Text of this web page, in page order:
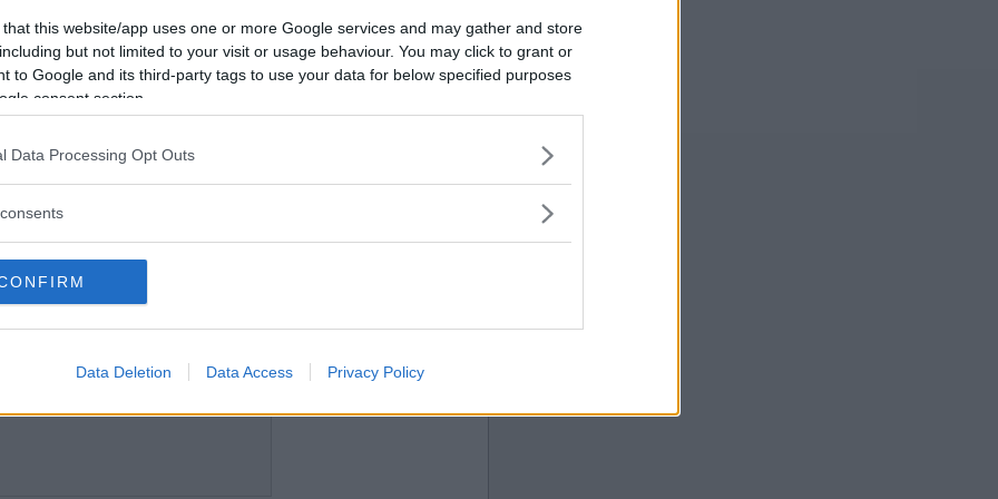
that this website/app uses one or more Google services and may gather and store
but not limited to your visit or usage behaviour. You may click to grant or
to Google and its third-party tags to use your data for below specified purposes
consent section.
Data Processing Opt Outs
Data Deletion Data Access Privacy Policy
Vill du bli
medlem?